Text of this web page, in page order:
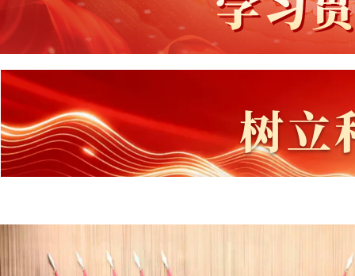
强化政治引领 深化创新发展 高质量推进国防和军
现代化
2026年三季度省级层面整治形式主义为基层减负
工作机制会议召开
中央和国家机关年轻干部学习贯彻习近平党建思
流会在京举办
省委常委会召开会议
召开